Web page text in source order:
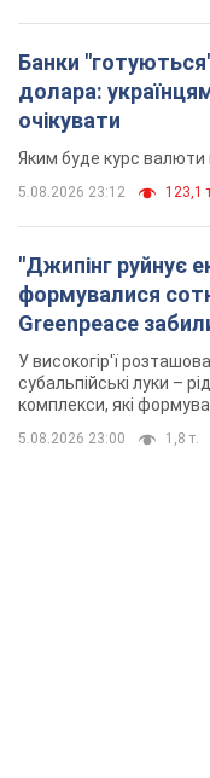
Банки
долара:
очікувати
Яким буде курс валюти
5.08.2026 23:12 123,1
"Джипінг руйнує
формувалися
Greenpeace
У високогір'ї
субальпійські луки –
комплекси, які
5.08.2026 23:00 1,8 т.